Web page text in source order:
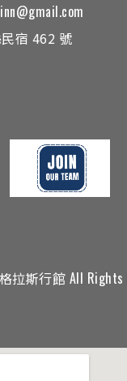
宿 462 號
拉斯行館 All Rights